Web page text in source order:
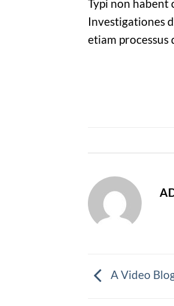
Typi non habent
Investigationes
etiam processus
A Video